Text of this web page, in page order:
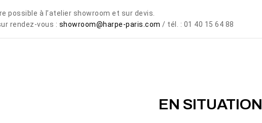
possible à l’atelier showroom et sur devis.
rendez-vous : showroom@harpe-paris.com / tél. : 01 40 15 64 88
EN SITUATION